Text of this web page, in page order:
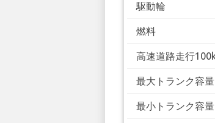
駆動輪
燃料
高速道路走行
最大トランク容量
最小トランク容量